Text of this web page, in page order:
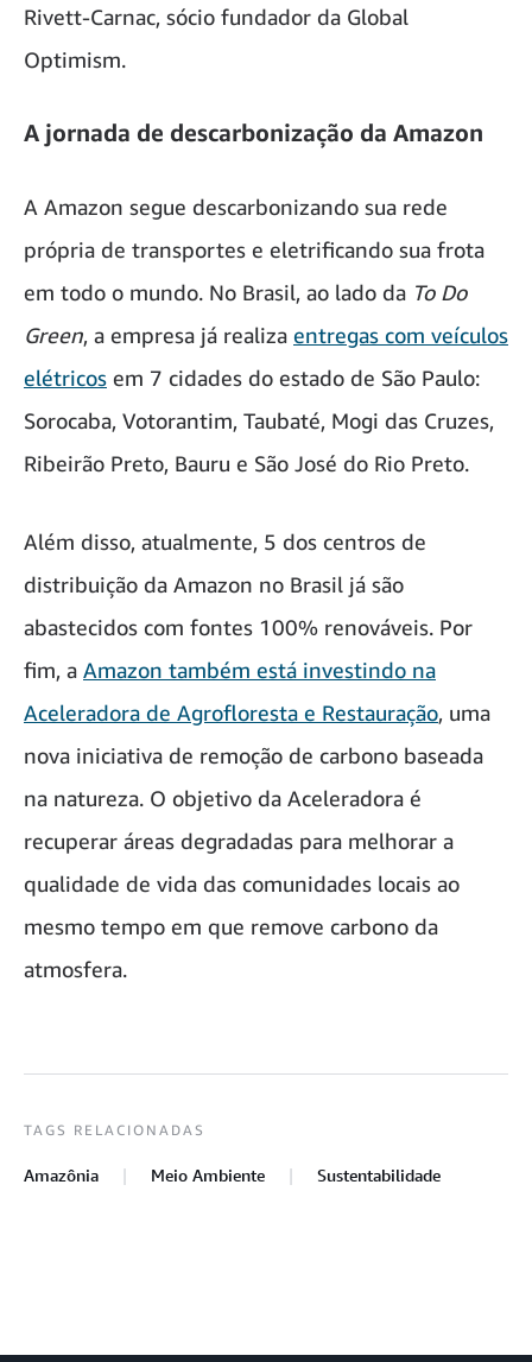
Rivett-Carnac, sócio fundador da Global
Optimism.
A jornada de descarbonização da Amazon
A Amazon segue descarbonizando sua rede
própria de transportes e eletrificando sua frota
em todo o mundo. No Brasil, ao lado da To Do
Green, a empresa já realiza entregas com veículos
elétricos em 7 cidades do estado de São Paulo:
Sorocaba, Votorantim, Taubaté, Mogi das Cruzes,
Ribeirão Preto, Bauru e São José do Rio Preto.
Além disso, atualmente, 5 dos centros de
distribuição da Amazon no Brasil já são
abastecidos com fontes 100% renováveis. Por
fim, a Amazon também está investindo na
Aceleradora de Agrofloresta e Restauração, uma
nova iniciativa de remoção de carbono baseada
na natureza. O objetivo da Aceleradora é
recuperar áreas degradadas para melhorar a
qualidade de vida das comunidades locais ao
mesmo tempo em que remove carbono da
atmosfera.
TAGS RELACIONADAS
Amazônia Meio Ambiente Sustentabilidade